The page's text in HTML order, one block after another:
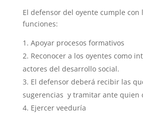
El defensor del oyente cumple con
funciones:
Apoyar procesos formativos
Reconocer a los oyentes como
actores del desarrollo social.
El defensor deberá recibir las
sugerencias y tramitar ante quien
Ejercer veeduría